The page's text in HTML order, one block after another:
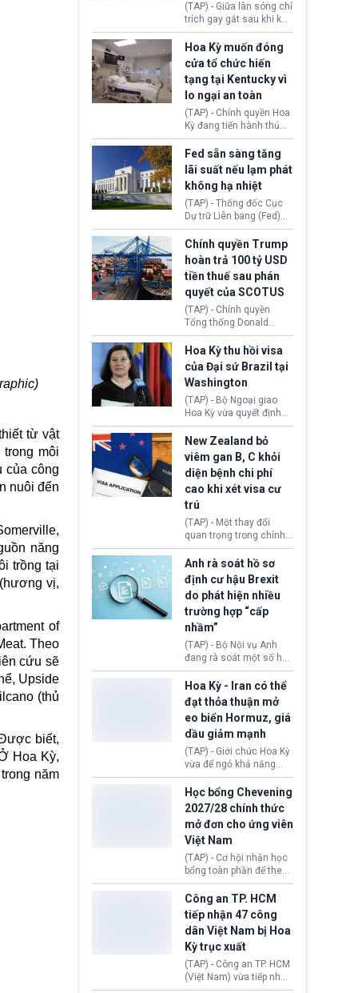
từ vật
môi
của công
nuôi đến
năng
trồng tại
vị,
of
Theo
cứu sẽ
Upside
(thủ
biết,
Hoa Kỳ,
năm
(TAP) - Giữa làn sóng chỉ
trích gay gắt sau khi kế
hoạch thương mại hoá
World Cup bị phanh phui,
Chủ tịch Gianni Infantino
tiếp tục đối mặt cáo
buộc dùng sức ép tài
chính để đổi lấy sự ủng
chính trị từ Liên đoàn
Bóng đá Jordan. Trước
áp lực dồn dập, FIFA phải
tổ chức cuộc họp khẩn ở
Morocco.
Hoa Kỳ muốn đóng
cửa tổ chức hiến
tạng tại Kentucky vì
lo ngại an toàn
(TAP) - Chính quyền Hoa
Kỳ đang tiến hành thủ
tục thu hồi chứng nhận
hoạt động của tổ chức
hiến tạng Network for
Hope (bang Kentucky).
Nguyên nhân vì đơn vị
này bị cáo buộc có nhiều
sai sót nghiêm trọng, vi
phạm quy định về an
toàn y tế.
Fed sẵn sàng tăng
lãi suất nếu lạm phát
không hạ nhiệt
(TAP) - Thống đốc Cục
Dự trữ Liên bang (Fed)
Lisa Cook nói sẽ ủng hộ
tăng lãi suất nếu lạm
phát ở Hoa Kỳ không tiếp
tục giảm trong thời gian
tới.
Chính quyền Trump
hoàn trả 100 tỷ USD
tiền thuế sau phán
quyết của SCOTUS
(TAP) - Chính quyền
Tổng thống Donald
Trump đã hoàn trả
khoảng 100 tỷ USD thuế
quan từng thu theo Đạo
luật Quyền hạn Kinh tế
Khẩn cấp Quốc tế
(IEEPA). Động thái này
diễn ra sau phán quyết
hồi tháng 2 bởi Tòa án
Tối cao Hoa Kỳ
(SCOTUS) khi tuyên bố,
việc áp thuế diện rộng là
hoàn toàn bất hợp pháp.
Hoa Kỳ thu hồi visa
của Đại sứ Brazil tại
Washington
(TAP) - Bộ Ngoại giao
Hoa Kỳ vừa quyết định
thu hồi thị thực (visa)
của bà Maria Luiza
Ribeiro Viotti - Đại sứ
Brazil tại Washington.
Động thái trên diễn ra
trong bối cảnh tranh
chấp ngoại giao giữa
chính quyền Tổng thống
Donald Trump và chính
phủ cánh tả Tổng thống
da Silva đang leo thang
gay gắt.
New Zealand bỏ
viêm gan B, C khỏi
diện bệnh chi phí
cao khi xét visa cư
trú
(TAP) - Một thay đổi
quan trọng trong chính
sách nhập cư của New
Zealand đang mở ra
thêm cơ hội cho nhiều
người muốn định cư. Từ
nay, người mắc viêm
gan B hoặc viêm gan C
sẽ không còn bị mặc
định không đáp ứng tiêu
chuẩn sức khỏe chỉ vì
chi phí điều trị khi nộp hồ
Anh rà soát hồ sơ
định cư hậu Brexit
do phát hiện nhiều
trường hợp “cấp
nhầm”
(TAP) - Bộ Nội vụ Anh
đang rà soát một số hồ
sơ thuộc Chương trình
Định cư EU (EU
Settlement Scheme -
EUSS) sau khi xác định
có trường hợp được cấp
quy chế cư trú hậu
Brexit “do nhầm lẫn”.
Động thái này làm dấy
lên lo ngại về việc thực
thi Thỏa thuận Rút khỏi
Liên minh châu Âu
(Withdrawal
Agreement).
Hoa Kỳ - Iran có thể
đạt thỏa thuận mở
eo biển Hormuz, giá
dầu giảm mạnh
(TAP) - Giới chức Hoa Kỳ
vừa để ngỏ khả năng
sớm đạt thỏa thuận với
Iran nhằm mở lại eo biển
Hormuz, mở đường cho
việc khôi phục hoạt
động hàng hải. Những
tín hiệu ngoại giao tích
cực này lập tức tác động
đến thị trường năng
lượng, kéo giá dầu thế
giới lùi sâu xuống dưới
mức 80 USD/thùng.
Học bổng Chevening
2027/28 chính thức
mở đơn cho ứng viên
Việt Nam
(TAP) - Cơ hội nhận học
bổng toàn phần để theo
học chương trình thạc sĩ
tại Vương quốc Anh đã
chính thức quay trở lại.
Học bổng Chevening
2027/28 của Chính phủ
Anh vừa mở cổng ứng
tuyển dành riêng ứng
viên Việt Nam, hỗ trợ
toàn bộ chi phí học tập
Công an TP. HCM
tiếp nhận 47 công
dân Việt Nam bị Hoa
Kỳ trục xuất
(TAP) - Công an TP. HCM
(Việt Nam) vừa tiếp nhận
47 công dân Việt Nam bị